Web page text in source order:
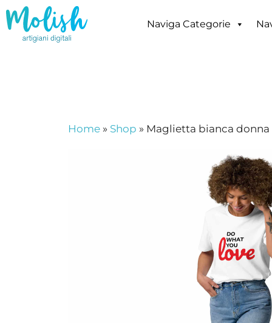
Vai
al
contenuto
Naviga Categorie
Home » Shop » Maglietta bianca donna